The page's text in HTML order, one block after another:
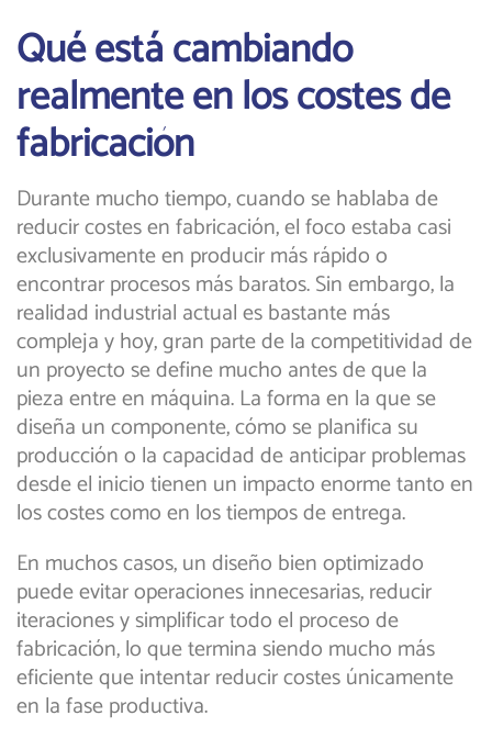
Qué está cambiando
realmente en los costes de
fabricación
Durante mucho tiempo, cuando se hablaba de
reducir costes en fabricación, el foco estaba casi
exclusivamente en producir más rápido o
encontrar procesos más baratos. Sin embargo, la
realidad industrial actual es bastante más
compleja y hoy, gran parte de la competitividad de
un proyecto se define mucho antes de que la
pieza entre en máquina. La forma en la que se
diseña un componente, cómo se planifica su
producción o la capacidad de anticipar problemas
desde el inicio tienen un impacto enorme tanto en
los costes como en los tiempos de entrega.
En muchos casos, un diseño bien optimizado
puede evitar operaciones innecesarias, reducir
iteraciones y simplificar todo el proceso de
fabricación, lo que termina siendo mucho más
eficiente que intentar reducir costes únicamente
en la fase productiva.